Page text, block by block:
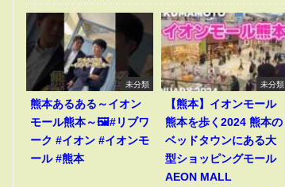
未分類
熊本あるある～イオン
モール熊本～🖼️#リブワ
ーク #イオン #イオンモ
ール #熊本
未分類
【熊本】イオンモール
熊本を歩く2024 熊本の
ベッドタウンにある大
型ショッピングモール
AEON MALL